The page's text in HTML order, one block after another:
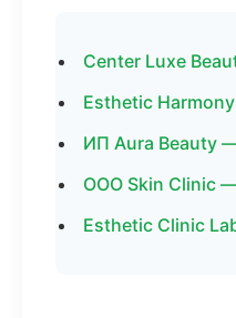
Center Luxe
Esthetic
ИП Aura Beauty
ООО Skin Clinic
Esthetic Clinic